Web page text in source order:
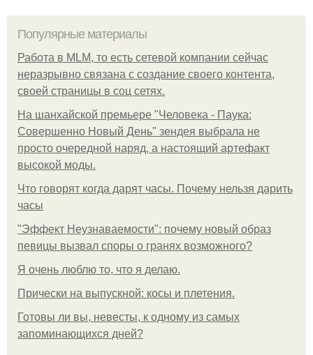
Популярные материалы
Работа в MLM, то есть сетевой компании сейчас
неразрывно связана с создание своего контента,
своей страницы в соц сетях.
На шанхайской премьере "Человека - Паука:
Совершенно Новый День" зендея выбрала не
просто очередной наряд, а настоящий артефакт
высокой моды.
Что говорят когда дарят часы. Почему нельзя дарить
часы
"Эффект Неузнаваемости": почему новый образ
певицы вызвал споры о гранях возможного?
Я очень люблю то, что я делаю.
Прически на выпускной: косы и плетения.
Готовы ли вы, невесты, к одному из самых
запоминающихся дней?